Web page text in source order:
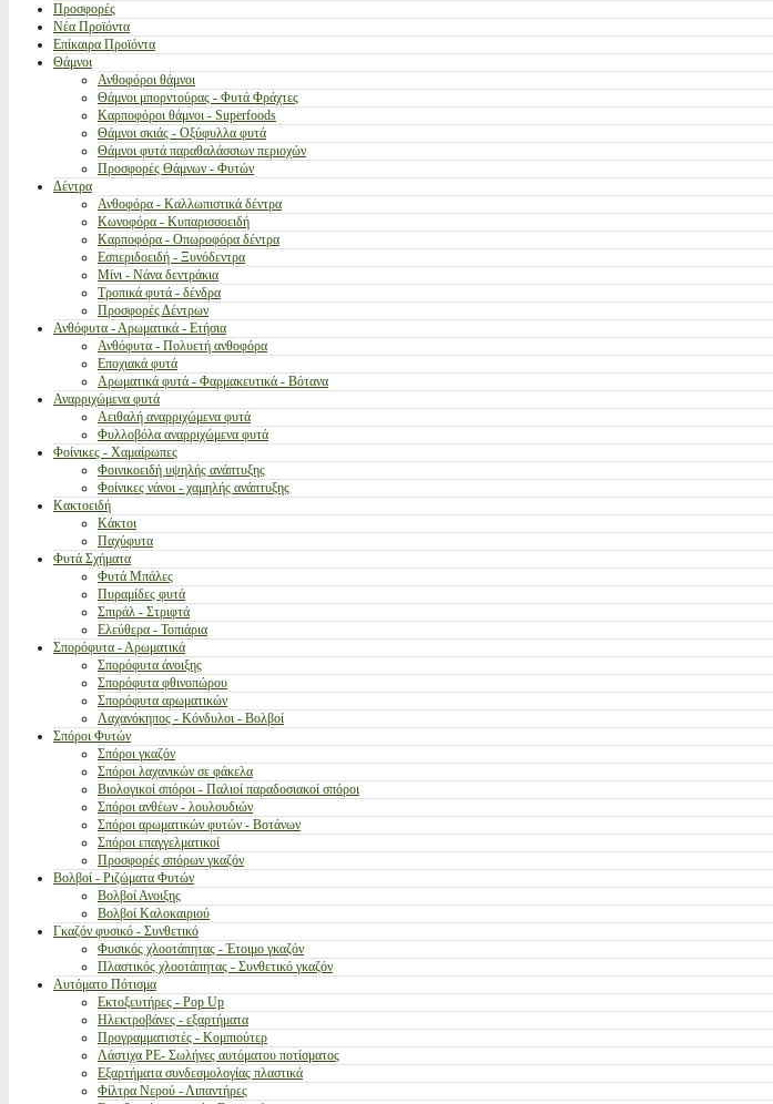
Προσφορές
Νέα Προϊόντα
Επίκαιρα Προϊόντα
Θάμνοι
Ανθοφόροι θάμνοι
Θάμνοι μπορντούρας - Φυτά Φράχτες
Καρποφόροι θάμνοι - Superfoods
Θάμνοι σκιάς - Οξύφυλλα φυτά
Θάμνοι φυτά παραθαλάσσιων περιοχών
Προσφορές Θάμνων - Φυτών
Δέντρα
Ανθοφόρα - Καλλωπιστικά δέντρα
Κωνοφόρα - Κυπαρισσοειδή
Καρποφόρα - Οπωροφόρα δέντρα
Εσπεριδοειδή - Ξυνόδεντρα
Μίνι - Νάνα δεντράκια
Τροπικά φυτά - δένδρα
Προσφορές Δέντρων
Ανθόφυτα - Αρωματικά - Ετήσια
Ανθόφυτα - Πολυετή ανθοφόρα
Εποχιακά φυτά
Αρωματικά φυτά - Φαρμακευτικά - Βότανα
Αναρριχώμενα φυτά
Αειθαλή αναρριχώμενα φυτά
Φυλλοβόλα αναρριχώμενα φυτά
Φοίνικες - Χαμαίρωπες
Φοινικοειδή υψηλής ανάπτυξης
Φοίνικες νάνοι - χαμηλής ανάπτυξης
Κακτοειδή
Κάκτοι
Παχύφυτα
Φυτά Σχήματα
Φυτά Μπάλες
Πυραμίδες φυτά
Σπιράλ - Στριφτά
Ελεύθερα - Τοπιάρια
Σπορόφυτα - Αρωματικά
Σπορόφυτα άνοιξης
Σπορόφυτα φθινοπώρου
Σπορόφυτα αρωματικών
Λαχανόκηπος - Κόνδυλοι - Βολβοί
Σπόροι Φυτών
Σπόροι γκαζόν
Σπόροι λαχανικών σε φάκελα
Βιολογικοί σπόροι - Παλιοί παραδοσιακοί σπόροι
Σπόροι ανθέων - λουλουδιών
Σπόροι αρωματικών φυτών - Βοτάνων
Σπόροι επαγγελματικοί
Προσφορές σπόρων γκαζόν
Βολβοί - Ριζώματα Φυτών
Βολβοί Ανοιξης
Βολβοί Καλοκαιριού
Γκαζόν φυσικό - Συνθετικό
Φυσικός χλοοτάπητας - Έτοιμο γκαζόν
Πλαστικός χλοοτάπητας - Συνθετικό γκαζόν
Αυτόματο Πότισμα
Εκτοξευτήρες - Pop Up
Ηλεκτροβάνες - εξαρτήματα
Προγραμματιστές - Κομπιούτερ
Λάστιχα PE- Σωλήνες αυτόματου ποτίσματος
Εξαρτήματα συνδεσμολογίας πλαστικά
Φίλτρα Νερού - Λιπαντήρες